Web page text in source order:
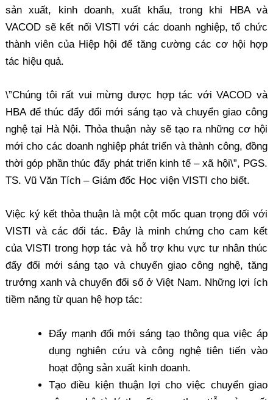
sản xuất, kinh doanh, xuất khẩu, trong khi HBA và
VACOD sẽ kết nối VISTI với các doanh nghiệp, tổ chức
thành viên của Hiệp hội để tăng cường các cơ hội hợp
tác hiệu quả.
\”Chúng tôi rất vui mừng được hợp tác với VACOD và
HBA để thúc đẩy đổi mới sáng tạo và chuyển giao công
nghệ tại Hà Nội. Thỏa thuận này sẽ tạo ra những cơ hội
mới cho các doanh nghiệp phát triển và thành công, đồng
thời góp phần thúc đẩy phát triển kinh tế – xã hội\”, PGS.
TS. Vũ Văn Tích – Giám đốc Học viện VISTI cho biết.
Việc ký kết thỏa thuận là một cột mốc quan trọng đối với
VISTI và các đối tác. Đây là minh chứng cho cam kết
của VISTI trong hợp tác và hỗ trợ khu vực tư nhân thúc
đẩy đổi mới sáng tạo và chuyển giao công nghệ, tăng
trưởng xanh và chuyển đổi số ở Việt Nam. Những lợi ích
tiềm năng từ quan hệ hợp tác:
Đẩy mạnh đổi mới sáng tạo thông qua việc áp
dụng nghiên cứu và công nghệ tiên tiến vào
hoạt động sản xuất kinh doanh.
Tạo điều kiện thuận lợi cho việc chuyển giao